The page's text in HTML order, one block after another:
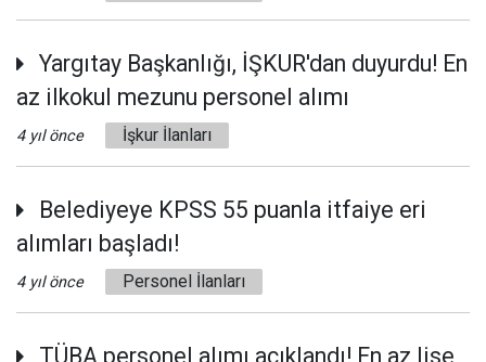
Yargıtay Başkanlığı, İŞKUR'dan duyurdu! En
az ilkokul mezunu personel alımı
4 yıl önce İşkur İlanları
Belediyeye KPSS 55 puanla itfaiye eri
alımları başladı!
4 yıl önce Personel İlanları
TÜBA personel alımı açıklandı! En az lise